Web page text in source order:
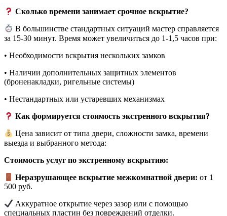
Сколько времени занимает срочное вскрытие?
В большинстве стандартных ситуаций мастер справляется
за 15-30 минут. Время может увеличиться до 1-1,5 часов при:
• Необходимости вскрытия нескольких замков
• Наличии дополнительных защитных элементов
(броненакладки, ригельные системы)
• Нестандартных или устаревших механизмах
Как формируется стоимость экстренного вскрытия?
Цена зависит от типа двери, сложности замка, времени
выезда и выбранного метода:
Стоимость услуг по экстренному вскрытию:
Неразрушающее вскрытие межкомнатной двери: от 1
500 руб.
Аккуратное открытие через зазор или с помощью
специальных пластин без повреждений отделки.